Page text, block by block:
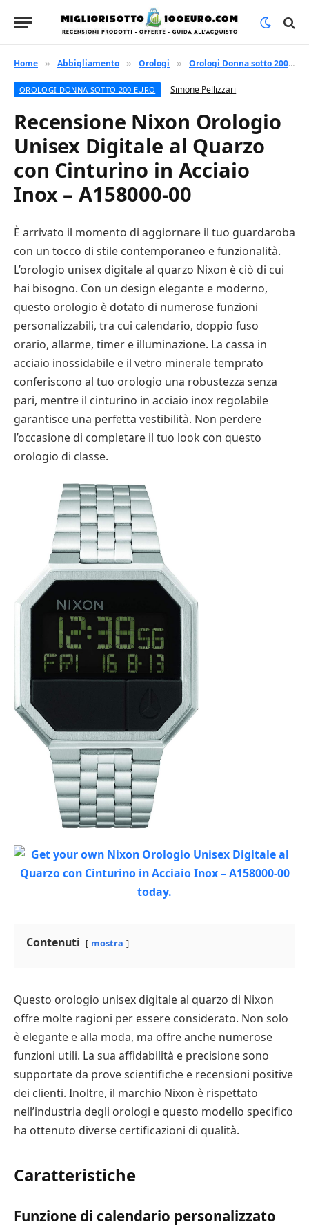
Home » Abbigliamento » Orologi » Orologi Donna sotto 200 euro
OROLOGI DONNA SOTTO 200 EURO Simone Pellizzari
Recensione Nixon Orologio
Unisex Digitale al Quarzo
con Cinturino in Acciaio
Inox – A158000-00
È arrivato il momento di aggiornare il tuo guardaroba
con un tocco di stile contemporaneo e funzionalità.
L’orologio unisex digitale al quarzo Nixon è ciò di cui
hai bisogno. Con un design elegante e moderno,
questo orologio è dotato di numerose funzioni
personalizzabili, tra cui calendario, doppio fuso
orario, allarme, timer e illuminazione. La cassa in
acciaio inossidabile e il vetro minerale temprato
conferiscono al tuo orologio una robustezza senza
pari, mentre il cinturino in acciaio inox regolabile
garantisce una perfetta vestibilità. Non perdere
l’occasione di completare il tuo look con questo
orologio di classe.
Contenuti mostra
Questo orologio unisex digitale al quarzo di Nixon
offre molte ragioni per essere considerato. Non solo
è elegante e alla moda, ma offre anche numerose
funzioni utili. La sua affidabilità e precisione sono
supportate da prove scientifiche e recensioni positive
dei clienti. Inoltre, il marchio Nixon è rispettato
nell’industria degli orologi e questo modello specifico
ha ottenuto diverse certificazioni di qualità.
Caratteristiche
Funzione di calendario personalizzato